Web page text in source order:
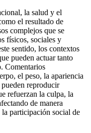
la salud y el
el resultado de
complejos que se
físicos, sociales y
sentido, los contextos
pueden actuar tanto
Comentarios
el peso, la apariencia
reproducir
refuerzan la culpa, la
de manera
participación social de